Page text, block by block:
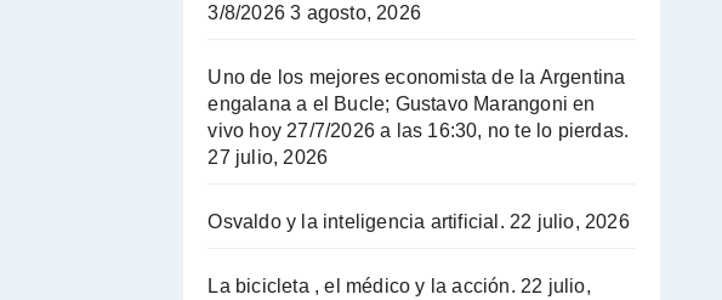
3/8/2026 3 agosto, 2026
Uno de los mejores economista de la Argentina
engalana a el Bucle; Gustavo Marangoni en
vivo hoy 27/7/2026 a las 16:30, no te lo pierdas.
27 julio, 2026
Osvaldo y la inteligencia artificial. 22 julio, 2026
La bicicleta , el médico y la acción. 22 julio,